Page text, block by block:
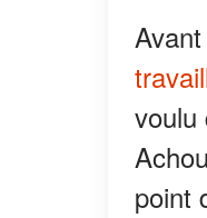
voulu
point